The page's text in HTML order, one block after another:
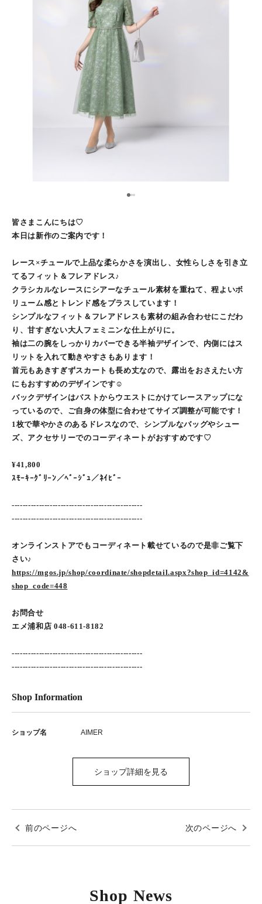
12
皆さまこんにちは♡
本日は新作のご案内です！
レース×チュールで上品な柔らかさを演出し、女性らしさを引き立
てるフィット＆フレアドレス♪
クラシカルなレースにシアーなチュール素材を重ねて、程よいボ
リューム感とトレンド感をプラスしています！
シンプルなフィット＆フレアドレスも素材の組み合わせにこだわ
り、甘すぎない大人フェミニンな仕上がりに。
袖は二の腕をしっかりカバーできる半袖デザインで、内側にはス
リットを入れて動きやすさもあります！
首元もあきすぎずスカートも長め丈なので、露出をおさえたい方
にもおすすめのデザインです☺︎
バックデザインはバストからウエストにかけてレースアップにな
っているので、ご自身の体型に合わせてサイズ調整が可能です！
1枚で華やかさのあるドレスなので、シンプルなバッグやシュー
ズ、アクセサリーでのコーディネートがおすすめです♡
¥41,800
ｽﾓｰｷｰｸﾞﾘｰﾝ／ﾍﾞｰｼﾞｭ／ﾈｲﾋﾞｰ
------------------------------------------------
------------------------------------------------
オンラインストアでもコーディネート載せているので是非ご覧下
さい♪
https://mgos.jp/shop/coordinate/shopdetail.aspx?shop_id=4142&
shop_code=448
お問合せ
エメ浦和店 048-611-8182
------------------------------------------------
------------------------------------------------
Shop Information
ショップ名 AIMER
ショップ詳細を見る
前のページへ 次のページへ
Shop News